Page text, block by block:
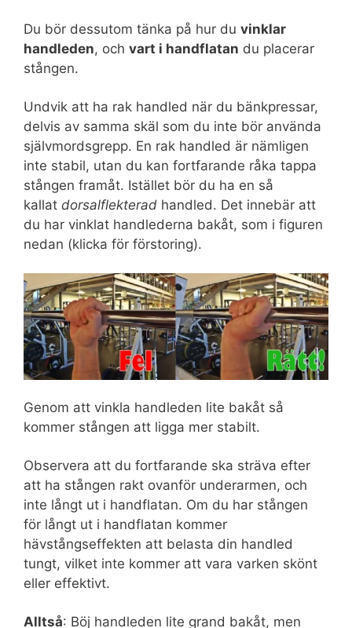
Du bör dessutom tänka på hur du vinklar
handleden, och vart i handflatan du placerar
stången.
Undvik att ha rak handled när du bänkpressar,
delvis av samma skäl som du inte bör använda
självmordsgrepp. En rak handled är nämligen
inte stabil, utan du kan fortfarande råka tappa
stången framåt. Istället bör du ha en så
kallat dorsalflekterad handled. Det innebär att
du har vinklat handlederna bakåt, som i figuren
nedan (klicka för förstoring).
Genom att vinkla handleden lite bakåt så
kommer stången att ligga mer stabilt.
Observera att du fortfarande ska sträva efter
att ha stången rakt ovanför underarmen, och
inte långt ut i handflatan. Om du har stången
för långt ut i handflatan kommer
hävstångseffekten att belasta din handled
tungt, vilket inte kommer att vara varken skönt
eller effektivt.
Alltså: Böj handleden lite grand bakåt, men